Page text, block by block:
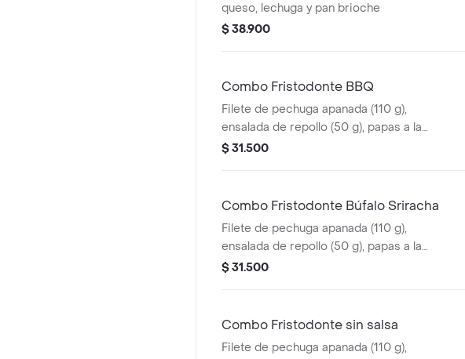
queso, lechuga y pan brioche
$ 38.900
Combo Fristodonte BBQ
Filete de pechuga apanada (110 g),
ensalada de repollo (50 g), papas a la
francesa mediana (60 g) y gaseosa (325
$ 31.500
Combo Fristodonte Búfalo Sriracha
Filete de pechuga apanada (110 g),
ensalada de repollo (50 g), papas a la
francesa mediana (60 g) y gaseosa (325
$ 31.500
Combo Fristodonte sin salsa
Filete de pechuga apanada (110 g),